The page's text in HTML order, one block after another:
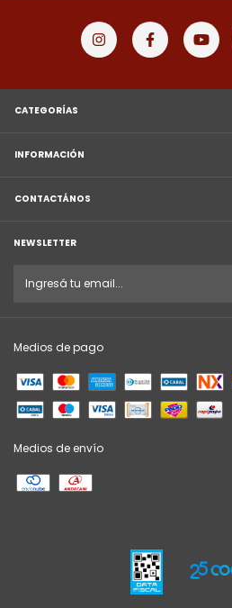
CATEGORÍAS
INFORMACIÓN
CONTACTÁNOS
NEWSLETTER
Medios de pago
Medios de envío